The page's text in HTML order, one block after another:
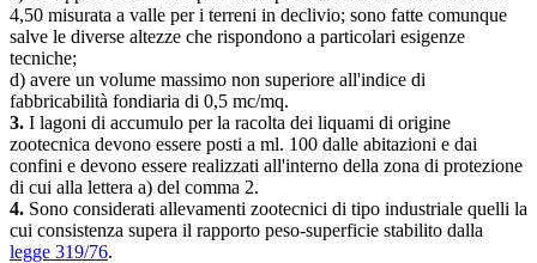
4,50 misurata a valle per i terreni in declivio; sono fatte comunque
salve le diverse altezze che rispondono a particolari esigenze
tecniche;
d) avere un volume massimo non superiore all'indice di
fabbricabilità fondiaria di 0,5 mc/mq.
3. I lagoni di accumulo per la racolta dei liquami di origine
zootecnica devono essere posti a ml. 100 dalle abitazioni e dai
confini e devono essere realizzati all'interno della zona di protezione
di cui alla lettera a) del comma 2.
4. Sono considerati allevamenti zootecnici di tipo industriale quelli la
cui consistenza supera il rapporto peso-superficie stabilito dalla
legge 319/76.